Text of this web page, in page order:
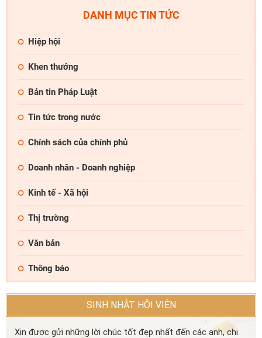
DANH MỤC TIN TỨC
Hiệp hội
Khen thưởng
Bản tin Pháp Luật
Tin tức trong nước
Chính sách của chính phủ
Doanh nhân - Doanh nghiệp
Kinh tế - Xã hội
Thị trường
Văn bản
Thông báo
SINH NHẬT HỘI VIÊN
Xin được gửi những lời chúc tốt đẹp nhất đến các anh, chị